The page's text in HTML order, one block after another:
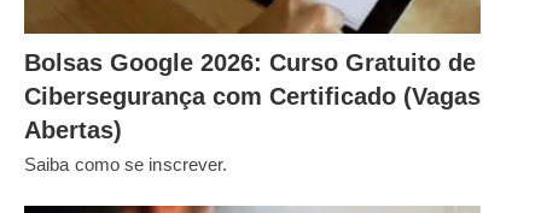
Bolsas Google 2026: Curso Gratuito de
Cibersegurança com Certificado (Vagas
Abertas)
Saiba como se inscrever.